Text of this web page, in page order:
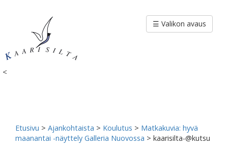
<
☰ Valikon avaus
Etusivu > Ajankohtaista > Koulutus > Matkakuvia: hyvä
maanantai -näyttely Galleria Nuovossa > kaarisilta-@kutsu